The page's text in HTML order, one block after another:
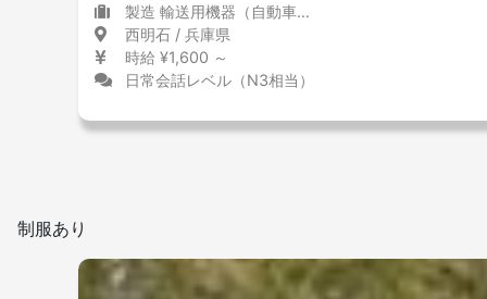
製造 輸送用機器（自動車含む）
西明石 / 兵庫県
時給 ¥1,600 ～
日常会話レベル（N3相当）
制服あり